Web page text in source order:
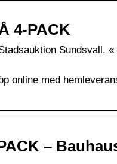
4-PACK
Sundsvall. «
online med
–